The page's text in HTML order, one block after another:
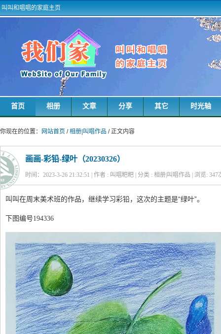
叫叫和唱唱的家庭主页
首页 相册 文章 分享 其它 时光轴
你现在的位置： 网站首页 /相册|叫唱作品 / 正文内容
画画-彩铅-绿叶（20230326）
时间：2023-3-26 21:32:51 | 作者 : 叫唱粑粑 | 分类 : 相册|叫唱作品 | 浏览: 347
叫叫在周末美术班的作品，继续学习彩铅，这次的主题是“绿叶”。
下图编号194336